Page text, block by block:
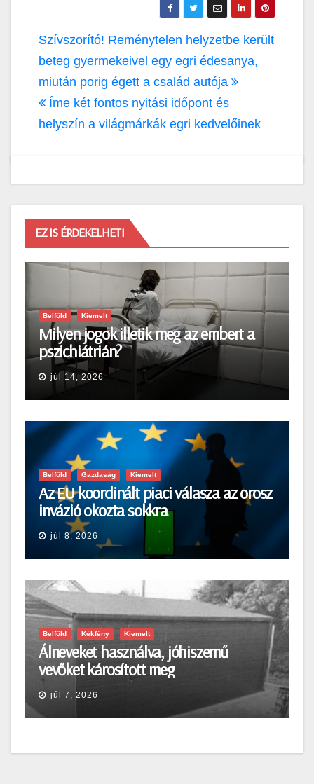
Bejegyzés
navigáció
Szívszorító! Reménytelen helyzetbe került
beteg gyermekeivel egy egri édesanya,
miután porig égett a család autója
Íme két fontos nyitási időpont és
helyszín a világmárkák egri kedvelőinek
EZ IS ÉRDEKELHETI
Belföld Kiemelt
Milyen jogok illetik meg az embert a
pszichiátrián?
júl 14, 2026
Belföld Gazdaság Kiemelt
Az EU koordinált piaci válasza az orosz
invázió okozta sokkra
júl 8, 2026
Belföld Kékfény Kiemelt
Álneveket használva, jóhiszemű
vevőket károsított meg
júl 7, 2026